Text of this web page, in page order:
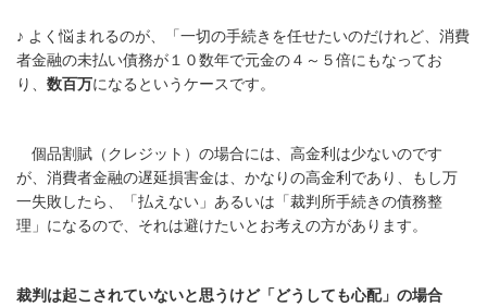
♪ よく悩まれるのが、「一切の手続きを任せたいのだけれど、消費
者金融の未払い債務が１０数年で元金の４～５倍にもなってお
り、 数百万になるというケースです。
個品割賦（クレジット）の場合には、高金利は少ないのです
が、消費者金融の遅延損害金は、かなりの高金利であり、もし万
一失敗したら、「払えない」あるいは「裁判所手続きの債務整
理」になるので、それは避けたいとお考えの方があります。
裁判は起こされていないと思うけど「どうしても心配」の場合